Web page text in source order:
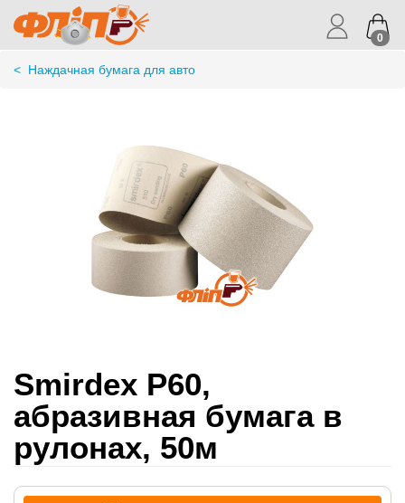
0
< Наждачная бумага для авто
Smirdex P60,
абразивная бумага в
рулонах, 50м